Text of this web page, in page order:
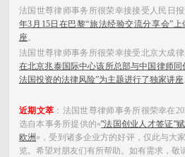
法国世尊律师事务所很荣幸接接受人民日
年3月15日在巴黎“旅法经验交流分享会”
座。
法国世尊律师事务所很荣幸接受北京大成
在北京兆泰国际中心该所总部与中国律师
法国投资的法律风险”为主题进行了独家讲座
近期文萃 ：法国世尊律师事务所很荣幸在
选自本事务所提供的«"法国创业人才签证"
欧洲»，受到诸多企业方的好评，仅此与大家
览。希望对朋友们有所帮助。如有需求，敬